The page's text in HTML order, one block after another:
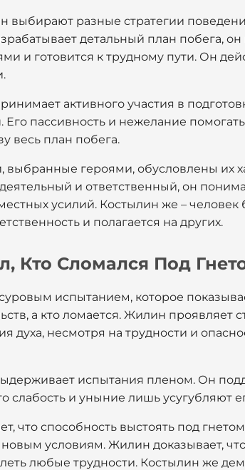
разные стратегии
детальный план побега,
и готовится к трудному пути. Он
активного участия в
Его пассивность и нежелание
весь план побега.
выбранные героями, обусловлены их
и ответственный, он
усилий. Костылин же –
и полагается на других.
Кто Сломался Под
испытанием, которое
а кто ломается. Жилин проявляет
духа, несмотря на трудности и
испытания пленом. Он
слабость и уныние лишь усугубляют
что способность выстоять под
новым условиям. Жилин доказывает,
любые трудности. Костылин же